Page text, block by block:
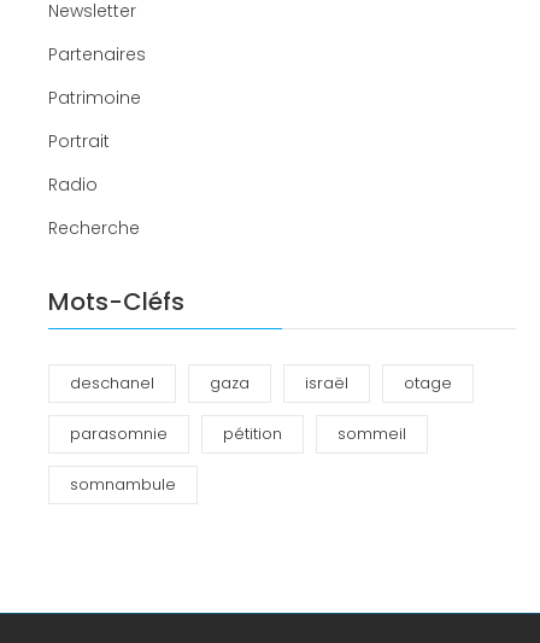
Newsletter
Partenaires
Patrimoine
Portrait
Radio
Recherche
Mots-Cléfs
deschanel gaza israël otage
parasomnie pétition sommeil
somnambule